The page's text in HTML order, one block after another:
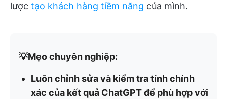
lược tạo khách hàng tiềm năng của mình.
💡Mẹo chuyên nghiệp:
Luôn chỉnh sửa và kiểm tra tính chính
xác của kết quả ChatGPT để phù hợp với